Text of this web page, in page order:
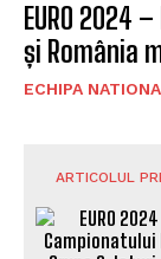
EURO 2024
și România
ECHIPA
ARTICOLUL